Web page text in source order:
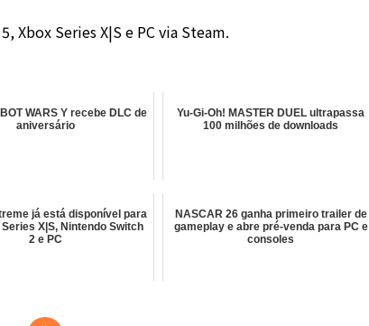
Xbox Series X|S e PC via Steam.
WARS Y recebe DLC de
aniversário
Yu-Gi-Oh! MASTER DUEL ultrapassa
100 milhões de downloads
já está disponível para
Series X|S, Nintendo Switch
2 e PC
NASCAR 26 ganha primeiro trailer de
gameplay e abre pré-venda para PC e
consoles